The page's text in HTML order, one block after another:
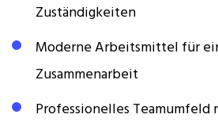
Zuständigkeiten
Moderne Arbeitsmittel für
Zusammenarbeit
Professionelles Teamumfeld